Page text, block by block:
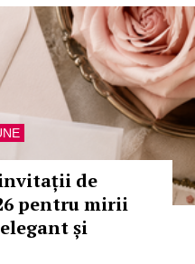
de
pentru mirii
și